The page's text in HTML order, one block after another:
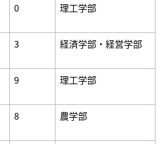
0 理工学部
3 経済学部・経営学部
9 理工学部
8 農学部